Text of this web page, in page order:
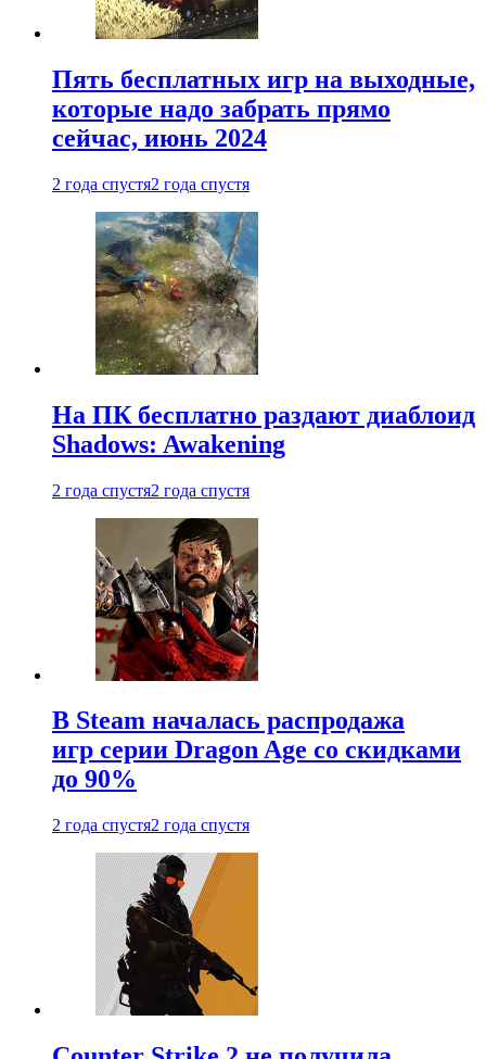
Пять бесплатных игр на выходные,
которые надо забрать прямо
сейчас, июнь 2024
2 года спустя2 года спустя
На ПК бесплатно раздают диаблоид
Shadows: Awakening
2 года спустя2 года спустя
В Steam началась распродажа
игр серии Dragon Age со скидками
до 90%
2 года спустя2 года спустя